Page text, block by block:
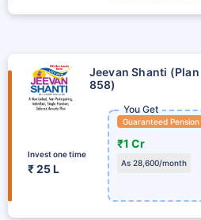
Jeevan Shanti
858)
Invest one time
₹ 25 L
You Get
Guaranteed Pension
₹1 Cr
As 28,600/month